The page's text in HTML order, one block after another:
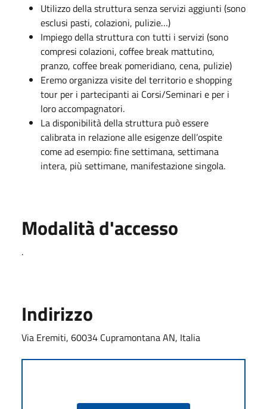
Utilizzo della struttura senza servizi aggiunti (sono
esclusi pasti, colazioni, pulizie…)
Impiego della struttura con tutti i servizi (sono
compresi colazioni, coffee break mattutino,
pranzo, coffee break pomeridiano, cena, pulizie)
Eremo organizza visite del territorio e shopping
tour per i partecipanti ai Corsi/Seminari e per i
loro accompagnatori.
La disponibilità della struttura può essere
calibrata in relazione alle esigenze dell’ospite
come ad esempio: fine settimana, settimana
intera, più settimane, manifestazione singola.
Modalità d'accesso
.
Indirizzo
Via Eremiti, 60034 Cupramontana AN, Italia